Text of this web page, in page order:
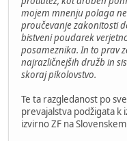
mojem mnenju polaga
proučevanje zakonitosti
bistveni poudarek
posameznika. In to prav
najrazličnejših družb in
skoraj pikolovstvo.
Te ta razgledanost po
prevajalstva podžigata k
izvirno ZF na